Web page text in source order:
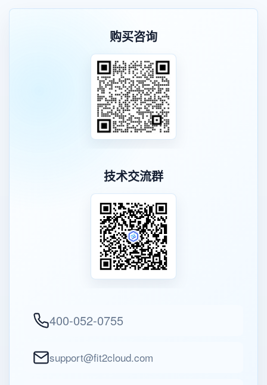
购买咨询
技术交流群
400-052-0755
support@fit2cloud.com